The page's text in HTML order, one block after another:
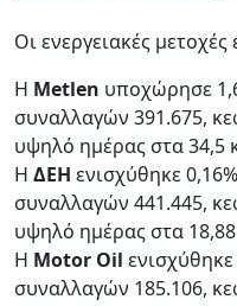
Οι ενεργειακές
H Μetlen υποχώρησε
συναλλαγών 391.675,
υψηλό ημέρας στα 34,5
H ΔΕΗ ενισχύθηκε
συναλλαγών 441.445,
υψηλό ημέρας στα
Η Motor Oil
συναλλαγών 185.106,